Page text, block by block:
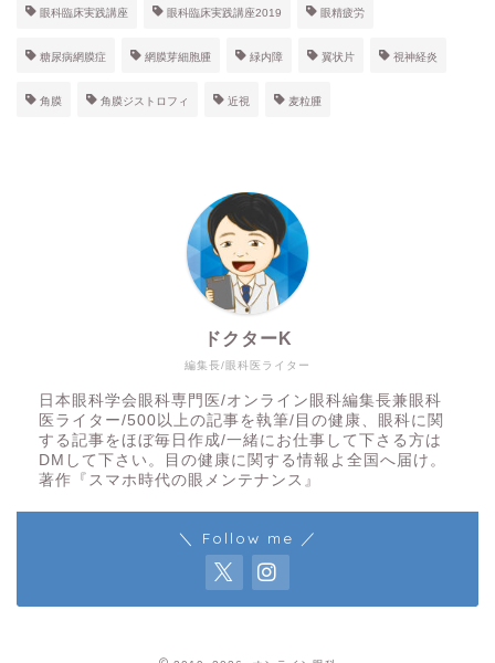
眼科臨床実践講座 眼科臨床実践講座2019 眼精疲労
糖尿病網膜症 網膜芽細胞腫 緑内障 翼状片 視神経炎
角膜 角膜ジストロフィ 近視 麦粒腫
編集長/眼科医ライター
ドクターK
日本眼科学会眼科専門医/オンライン眼科編集長兼眼科
医ライター/500以上の記事を執筆/目の健康、眼科に関
する記事をほぼ毎日作成/一緒にお仕事して下さる方は
DMして下さい。目の健康に関する情報よ全国へ届け。
著作『スマホ時代の眼メンテナンス』
＼ Follow me ／